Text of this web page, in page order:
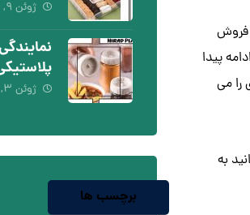
فروش
و تا 16 نیز ادامه پیدا
را می
تا شما بتوانید به
ژوئن ۹, ۲۰۲۶
ژوئن ۳, ۲۰۲۶
برچسب ها